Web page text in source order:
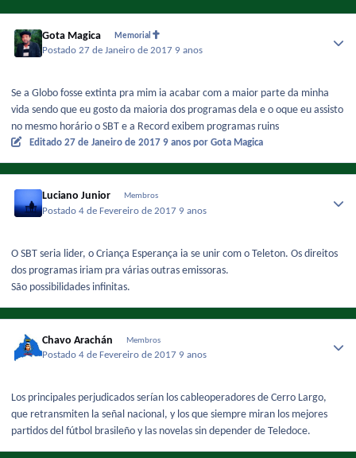
Gota Magica Memorial
Postado27 de Janeiro de 2017 9 anos
Se a Globo fosse extinta pra mim ia acabar com a maior parte da minha
vida sendo que eu gosto da maioria dos programas dela e o oque eu assisto
no mesmo horário o SBT e a Record exibem programas ruins
Editado 27 de Janeiro de 2017 9 anos por Gota Magica
Luciano Junior Membros
Postado4 de Fevereiro de 2017 9 anos
O SBT seria lider, o Criança Esperança ia se unir com o Teleton. Os direitos
dos programas iriam pra várias outras emissoras.
São possibilidades infinitas.
Chavo Arachán Membros
Postado4 de Fevereiro de 2017 9 anos
Los principales perjudicados serían los cableoperadores de Cerro Largo,
que retransmiten la señal nacional, y los que siempre miran los mejores
partidos del fútbol brasileño y las novelas sin depender de Teledoce.